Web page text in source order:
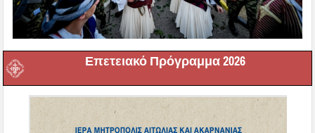
Επετειακό Πρόγραμμα 2026